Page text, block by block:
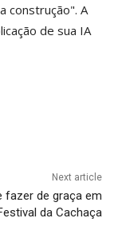
construção". A
de sua IA
Next article
fazer de graça em
da Cachaça